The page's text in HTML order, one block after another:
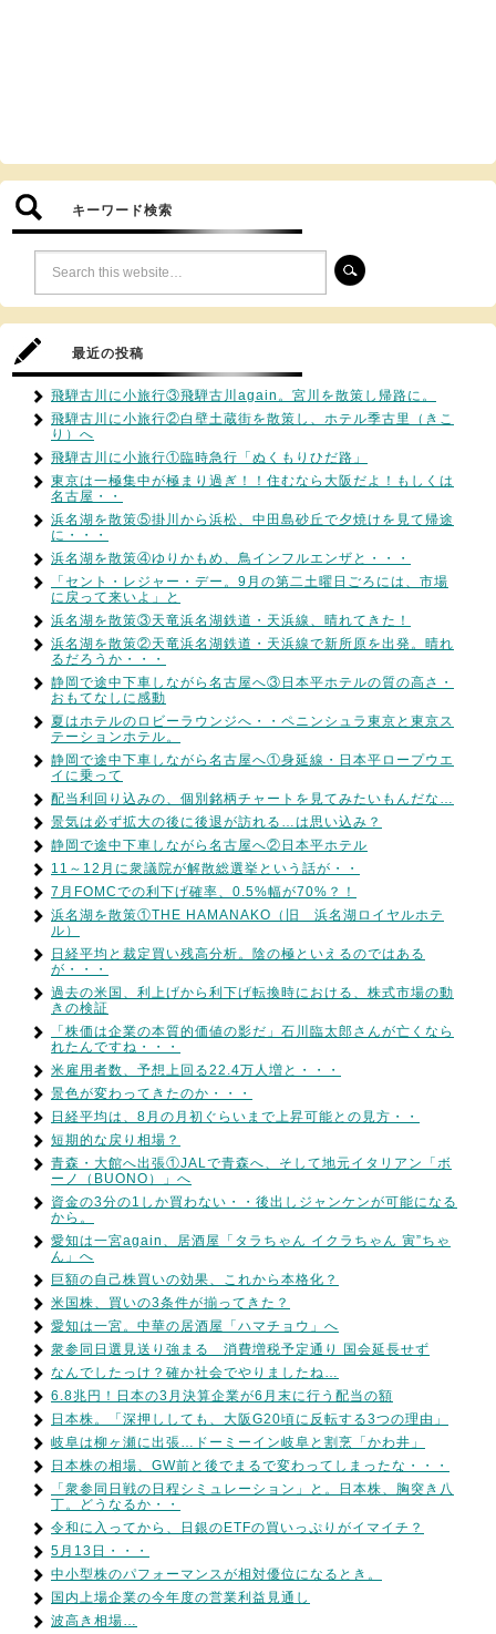
キーワード検索
最近の投稿
飛騨古川に小旅行③飛騨古川again。宮川を散策し帰路に。
飛騨古川に小旅行②白壁土蔵街を散策し、ホテル季古里（きこ
り）へ
飛騨古川に小旅行①臨時急行「ぬくもりひだ路」
東京は一極集中が極まり過ぎ！！住むなら大阪だよ！もしくは
名古屋・・
浜名湖を散策⑤掛川から浜松、中田島砂丘で夕焼けを見て帰途
に・・・
浜名湖を散策④ゆりかもめ、鳥インフルエンザと・・・
「セント・レジャー・デー。9月の第二土曜日ごろには、市場
に戻って来いよ」と
浜名湖を散策③天竜浜名湖鉄道・天浜線、晴れてきた！
浜名湖を散策②天竜浜名湖鉄道・天浜線で新所原を出発。晴れ
るだろうか・・・
静岡で途中下車しながら名古屋へ③日本平ホテルの質の高さ・
おもてなしに感動
夏はホテルのロビーラウンジへ・・ペニンシュラ東京と東京ス
テーションホテル。
静岡で途中下車しながら名古屋へ①身延線・日本平ロープウエ
イに乗って
配当利回り込みの、個別銘柄チャートを見てみたいもんだな…
景気は必ず拡大の後に後退が訪れる…は思い込み？
静岡で途中下車しながら名古屋へ②日本平ホテル
11～12月に衆議院が解散総選挙という話が・・
7月FOMCでの利下げ確率、0.5%幅が70%？！
浜名湖を散策①THE HAMANAKO（旧 浜名湖ロイヤルホテ
ル）
日経平均と裁定買い残高分析。陰の極といえるのではある
が・・・
過去の米国、利上げから利下げ転換時における、株式市場の動
きの検証
「株価は企業の本質的価値の影だ」石川臨太郎さんが亡くなら
れたんですね・・・
米雇用者数、予想上回る22.4万人増と・・・
景色が変わってきたのか・・・
日経平均は、8月の月初ぐらいまで上昇可能との見方・・
短期的な戻り相場？
青森・大館へ出張①JALで青森へ、そして地元イタリアン「ボ
ーノ（BUONO）」へ
資金の3分の1しか買わない・・後出しジャンケンが可能になる
から。
愛知は一宮again、居酒屋「タラちゃん イクラちゃん 寅”ちゃ
ん」へ
巨額の自己株買いの効果、これから本格化？
米国株、買いの3条件が揃ってきた？
愛知は一宮。中華の居酒屋「ハマチョウ」へ
衆参同日選見送り強まる 消費増税予定通り 国会延長せず
なんでしたっけ？確か社会でやりましたね…
6.8兆円！日本の3月決算企業が6月末に行う配当の額
日本株。「深押ししても、大阪G20頃に反転する3つの理由」
岐阜は柳ヶ瀬に出張…ドーミーイン岐阜と割烹「かわ井」
日本株の相場、GW前と後でまるで変わってしまったな・・・
「衆参同日戦の日程シミュレーション」と。日本株、胸突き八
丁。どうなるか・・
令和に入ってから、日銀のETFの買いっぷりがイマイチ？
5月13日・・・
中小型株のパフォーマンスが相対優位になるとき。
国内上場企業の今年度の営業利益見通し
波高き相場…